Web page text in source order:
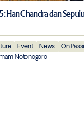
Han Chandra dan
Event News On
Notonogoro